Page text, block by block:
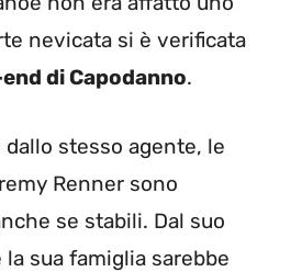
nevicata si è verificata
di Capodanno.
dallo stesso agente, le
Renner sono
se stabili. Dal suo
sua famiglia sarebbe